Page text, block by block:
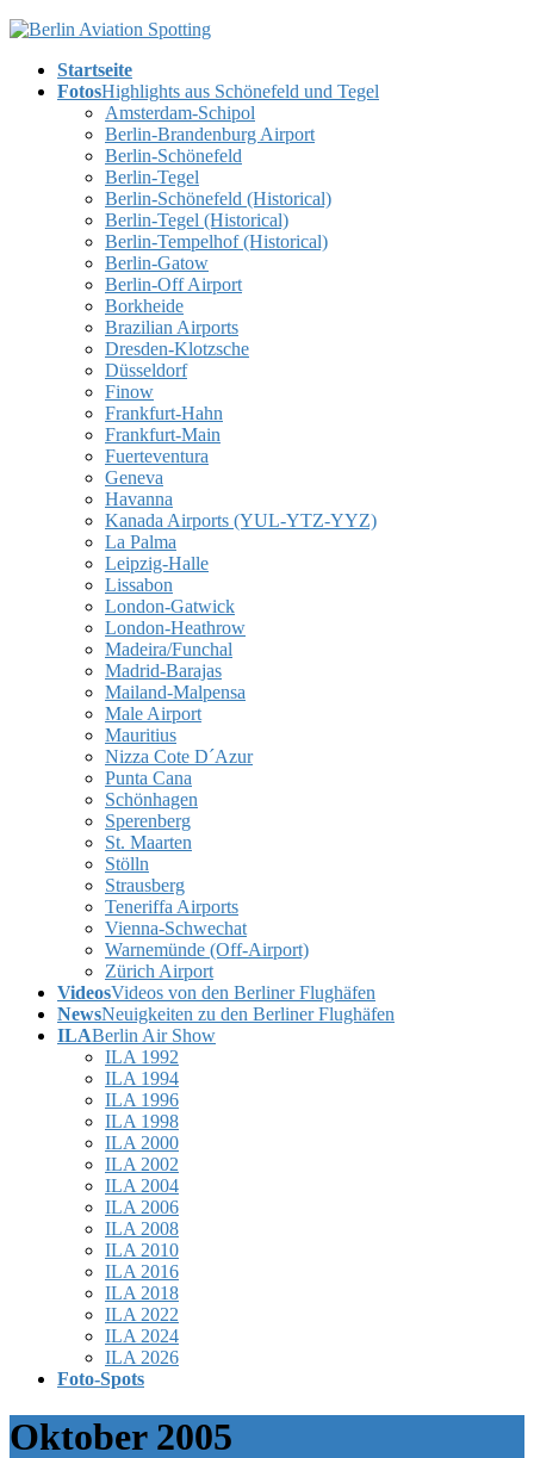
Skip
content
Skip
Navigation
Startseite
FotosHighlights aus Schönefeld und Tegel
Amsterdam-Schipol
Berlin-Brandenburg Airport
Berlin-Schönefeld
Berlin-Tegel
Berlin-Schönefeld (Historical)
Berlin-Tegel (Historical)
Berlin-Tempelhof (Historical)
Berlin-Gatow
Berlin-Off Airport
Borkheide
Brazilian Airports
Dresden-Klotzsche
Düsseldorf
Finow
Frankfurt-Hahn
Frankfurt-Main
Fuerteventura
Geneva
Havanna
Kanada Airports (YUL-YTZ-YYZ)
La Palma
Leipzig-Halle
Lissabon
London-Gatwick
London-Heathrow
Madeira/Funchal
Madrid-Barajas
Mailand-Malpensa
Male Airport
Mauritius
Nizza Cote D´Azur
Punta Cana
Schönhagen
Sperenberg
St. Maarten
Stölln
Strausberg
Teneriffa Airports
Vienna-Schwechat
Warnemünde (Off-Airport)
Zürich Airport
VideosVideos von den Berliner Flughäfen
NewsNeuigkeiten zu den Berliner Flughäfen
ILABerlin Air Show
ILA 1992
ILA 1994
ILA 1996
ILA 1998
ILA 2000
ILA 2002
ILA 2004
ILA 2006
ILA 2008
ILA 2010
ILA 2016
ILA 2018
ILA 2022
ILA 2024
ILA 2026
Foto-Spots
Oktober 2005